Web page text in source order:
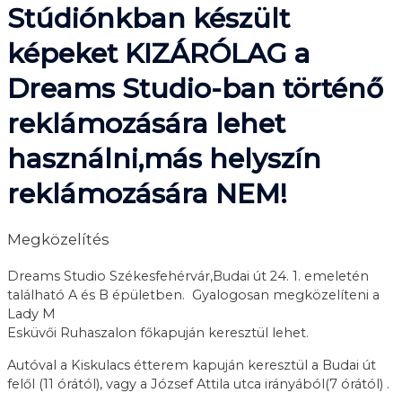
Stúdiónkban készült
képeket KIZÁRÓLAG a
Dreams Studio-ban történő
reklámozására lehet
használni,más helyszín
reklámozására NEM!
Megközelítés
Dreams Studio Székesfehérvár,Budai út 24. 1. emeletén
található A és B épületben. Gyalogosan megközelíteni a
Lady M
Esküvői Ruhaszalon főkapuján keresztül lehet.
Autóval a Kiskulacs étterem kapuján keresztül a Budai út
felől (11 órától), vagy a József Attila utca irányából(7 órától) .